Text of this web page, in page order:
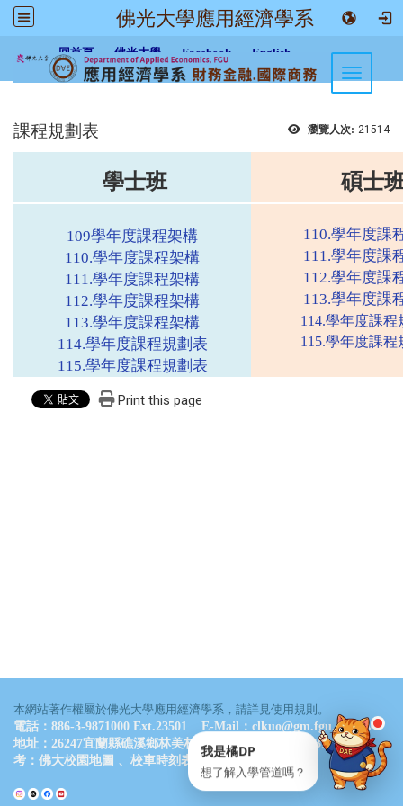
佛光大學應用經濟學系
回首頁 佛光大學 Facebook English
Toggle
瀏覽人次: 21514
課程規劃表
學士班 碩士
109學年度課程架構
110.學年度課程架構
111.學年度課程架構
112.學年度課程架構
113.學年度課程架構
114.學年度課程規劃表
115.學年度課程規劃表
110.學年度課
111.學年度課
112.學年度課
113.學年度課
114.學年度課程
115.學年度課程
Print this page
本網站著作權屬於佛光大學應用經濟學系，請詳見使用規則。
電話：886-3-9871000 Ext.23501 E-Mail：clkuo@gm.fgu.edu.tw
地址：26247宜蘭縣礁溪鄉林美村林尾路160號 德香樓B311室 參
考： 佛大校園地圖 、 校車時刻表
我是橘DP
想了解入學管道嗎？